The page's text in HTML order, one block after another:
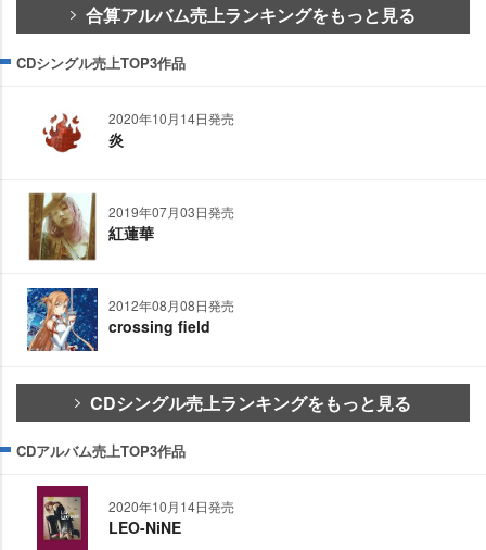
合算アルバム売上ランキングをもっと見る
CDシングル売上TOP3作品
2020年10月14日発売
炎
2019年07月03日発売
紅蓮華
2012年08月08日発売
crossing field
CDシングル売上ランキングをもっと見る
CDアルバム売上TOP3作品
2020年10月14日発売
LEO-NiNE